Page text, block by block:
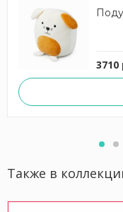
3710
Также в